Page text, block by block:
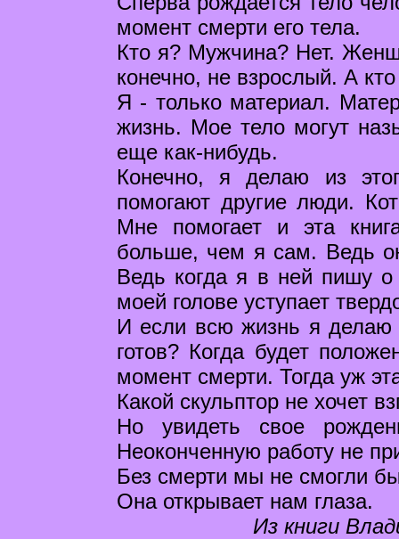
момент смерти его тела.
Кто я? Мужчина? Нет.
конечно, не взрослый. А
Я - только материал.
жизнь. Мое тело могут
еще как-нибудь.
Конечно, я делаю из
помогают другие люди.
Мне помогает и эта
больше, чем я сам. Ведь
Ведь когда я в ней пишу
моей голове уступает
И если всю жизнь я делаю
готов? Когда будет
момент смерти. Тогда уж
Какой скульптор не хочет
Но увидеть свое
Неоконченную работу не
Без смерти мы не смогли
Она открывает нам глаза.
Из книги